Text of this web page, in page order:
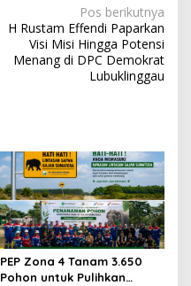
Pos berikutnya
H Rustam Effendi Paparkan
Visi Misi Hingga Potensi
Menang di DPC Demokrat
Lubuklinggau
PEP Zona 4 Tanam 3.650
Pohon untuk Pulihkan